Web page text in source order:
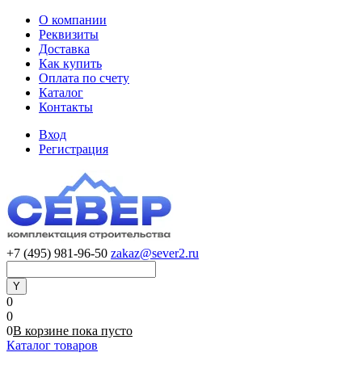
О компании
Реквизиты
Доставка
Как купить
Оплата по счету
Каталог
Контакты
Вход
Регистрация
+7 (495) 981-96-50 zakaz@sever2.ru
0
0
0В корзине пока пусто
Каталог товаров